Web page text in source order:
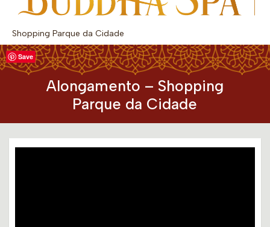
Shopping Parque da Cidade
Alongamento – Shopping
Parque da Cidade
Save